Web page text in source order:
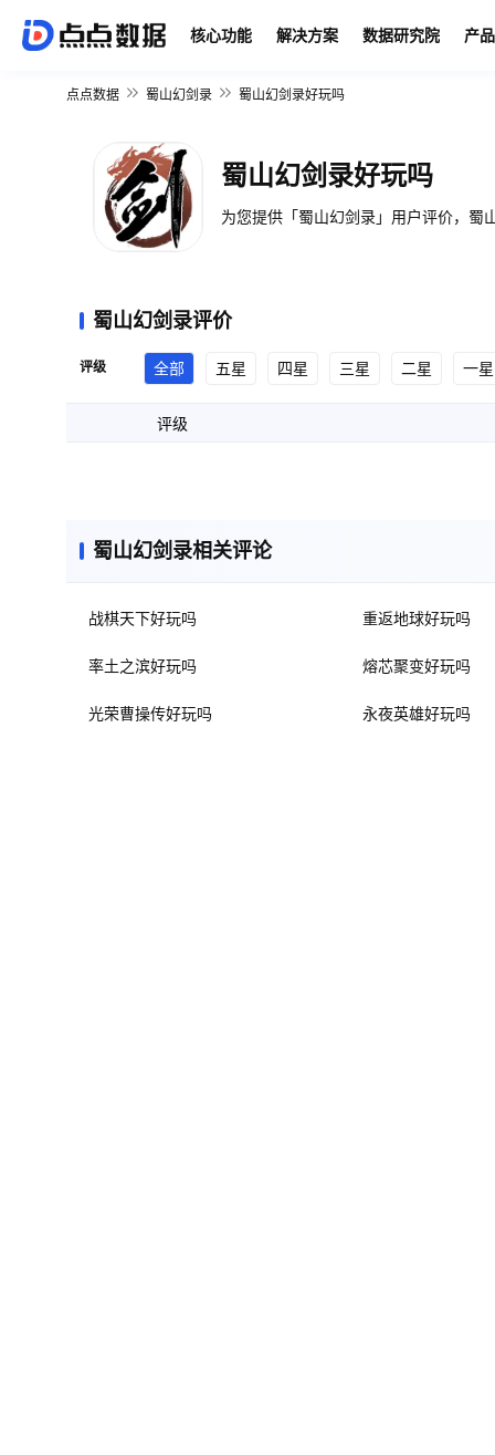
核心功能 解决方案 数据研究院 产
点点数据 蜀山幻剑录 蜀山幻剑录好玩吗
蜀山幻剑录好玩吗
为您提供「蜀山幻剑录」用户评价，蜀
蜀山幻剑录评价
评级 全部 五星 四星 三星 二星 一星
评级
蜀山幻剑录相关评论
战棋天下好玩吗 重返地球好玩吗
率土之滨好玩吗 熔芯聚变好玩吗
光荣曹操传好玩吗 永夜英雄好玩吗